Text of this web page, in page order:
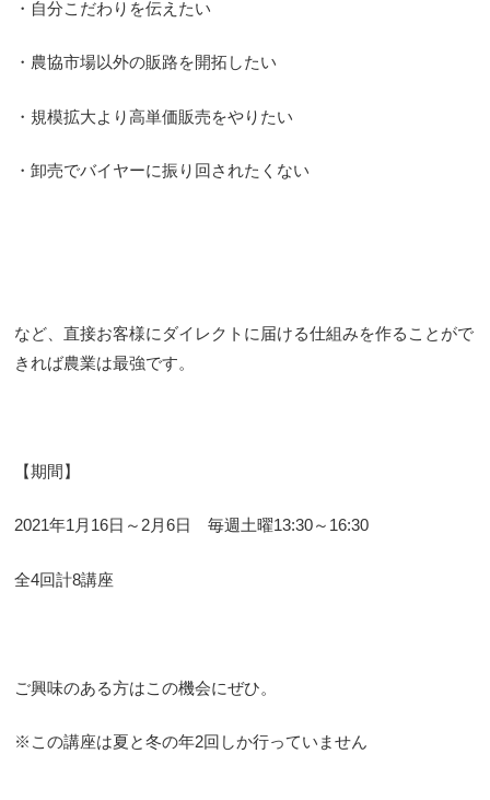
・自分こだわりを伝えたい
・農協市場以外の販路を開拓したい
・規模拡大より高単価販売をやりたい
・卸売でバイヤーに振り回されたくない
など、直接お客様にダイレクトに届ける仕組みを作ることがで
きれば農業は最強です。
【期間】
2021年1月16日～2月6日 毎週土曜13:30～16:30
全4回計8講座
ご興味のある方はこの機会にぜひ。
※この講座は夏と冬の年2回しか行っていません